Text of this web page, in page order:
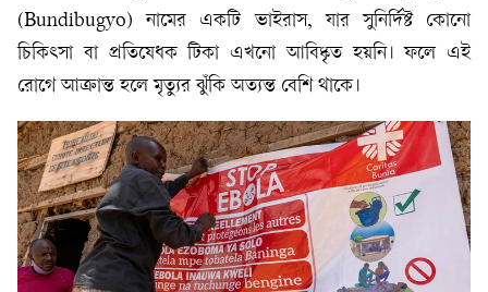
(Bundibugyo) নামের একটি ভাইরাস, যার সুনির্দিষ্ট কোনো
চিকিৎসা বা প্রতিষেধক টিকা এখনো আবিষ্কৃত হয়নি। ফলে এই
রোগে আক্রান্ত হলে মৃত্যুর ঝুঁকি অত্যন্ত বেশি থাকে।